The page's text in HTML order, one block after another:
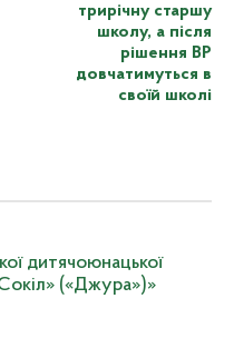
трирічну старшу
школу, а після
рішення ВР
довчатимуться в
своїй школі
дитячоюнацької
(«Джура»)»